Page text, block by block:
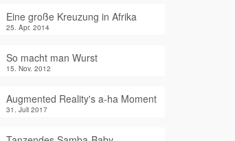
Eine große Kreuzung in Afrika
25. Apr. 2014
So macht man Wurst
15. Nov. 2012
Augmented Reality's a-ha Moment
31. Juli 2017